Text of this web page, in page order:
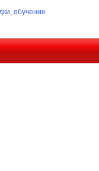
, обучение